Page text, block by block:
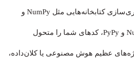
استفاده از قابلیت‌های برداری‌سازی کتابخانه‌هایی مثل NumPy و
کامپایلرهای JIT نظیر Numba و PyPy، کدهای شما را متحول
عظیم هوش مصنوعی یا کلان‌داده،